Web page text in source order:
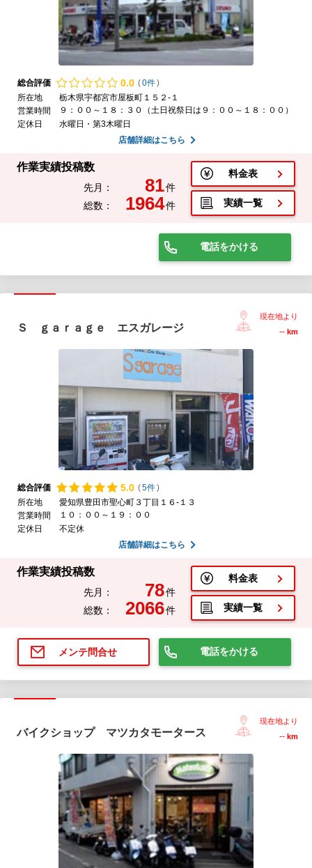
総合評価 0.0 (0件)
所在地
栃木県宇都宮市屋板町１５２-１
営業時間
９：００～１８：３０（土日祝祭日は９：００～１８：００）
定休日
水曜日・第3木曜日
店舗詳細はこちら
作業実績投稿数
先月： 81件
総数：
1964件
料金表
実績一覧
電話をかける
Ｓ ｇａｒａｇｅ エスガレージ
現在地より
-- km
総合評価 5.0 (5件)
所在地
愛知県豊田市聖心町３丁目１６-１３
営業時間
１０：００～１９：００
定休日
不定休
店舗詳細はこちら
作業実績投稿数
先月： 78件
総数：
2066件
料金表
実績一覧
メンテ問合せ 電話をかける
バイクショップ マツカタモータース
現在地より
-- km